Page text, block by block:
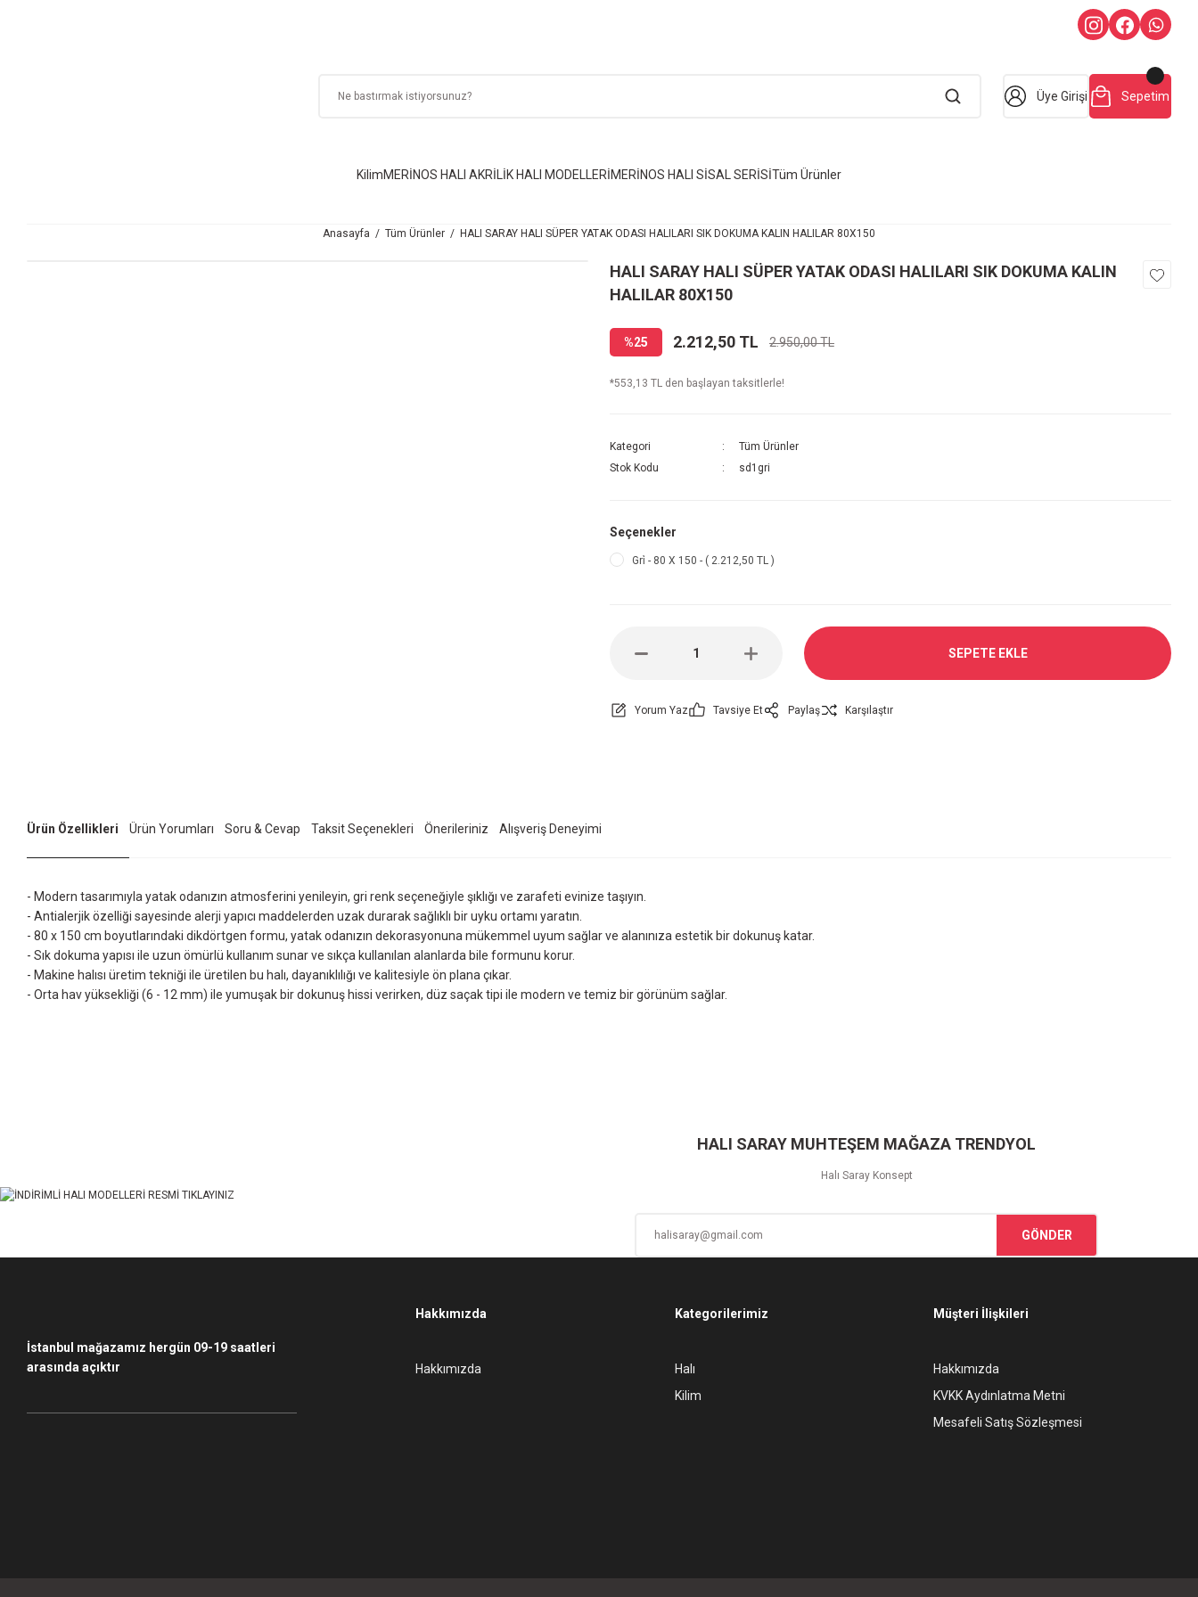
Üye Girişi Sepetim
KilimMERİNOS HALI AKRİLİK HALI MODELLERİMERİNOS HALI SİSAL SERİSİTüm Ürünler
Anasayfa Tüm Ürünler HALI SARAY HALI SÜPER YATAK ODASI HALILARI SIK DOKUMA KALIN HALILAR 80X150
HALI SARAY HALI SÜPER YATAK ODASI HALILARI SIK DOKUMA KALIN
HALILAR 80X150
%25 2.212,50 TL 2.950,00 TL
*553,13 TL den başlayan taksitlerle!
Kategori
Tüm Ürünler
Stok Kodu
sd1gri
Seçenekler
Gri̇ - 80 X 150 - ( 2.212,50 TL )
SEPETE EKLE
Yorum Yaz Tavsiye Et Paylaş Karşılaştır
Ürün Özellikleri Ürün Yorumları Soru & Cevap Taksit Seçenekleri Önerileriniz Alışveriş Deneyimi
- Modern tasarımıyla yatak odanızın atmosferini yenileyin, gri renk seçeneğiyle şıklığı ve zarafeti evinize taşıyın.
- Antialerjik özelliği sayesinde alerji yapıcı maddelerden uzak durarak sağlıklı bir uyku ortamı yaratın.
- 80 x 150 cm boyutlarındaki dikdörtgen formu, yatak odanızın dekorasyonuna mükemmel uyum sağlar ve alanınıza estetik bir dokunuş katar.
- Sık dokuma yapısı ile uzun ömürlü kullanım sunar ve sıkça kullanılan alanlarda bile formunu korur.
- Makine halısı üretim tekniği ile üretilen bu halı, dayanıklılığı ve kalitesiyle ön plana çıkar.
- Orta hav yüksekliği (6 - 12 mm) ile yumuşak bir dokunuş hissi verirken, düz saçak tipi ile modern ve temiz bir görünüm sağlar.
Ürün fiyatı diğer sitelerden daha pahalı.
HALI SARAY MUHTEŞEM MAĞAZA TRENDYOL
Halı Saray Konsept
GÖNDER
İstanbul mağazamız hergün 09-19 saatleri
arasında açıktır
Hakkımızda
Hakkımızda
Kategorilerimiz
Halı
Kilim
Müşteri İlişkileri
Hakkımızda
KVKK Aydınlatma Metni
Mesafeli Satış Sözleşmesi